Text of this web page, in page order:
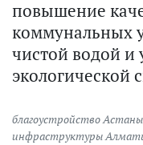
повышение
коммунальных
чистой водой и
экологической
благоустройство Астаны
инфраструктуры